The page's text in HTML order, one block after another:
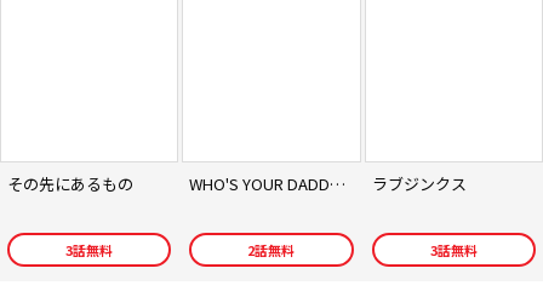
その先にあるもの
3話無料
WHO'S YOUR DADDY? 俺を孕ませたのは…?
2話無料
ラブジンクス
3話無料